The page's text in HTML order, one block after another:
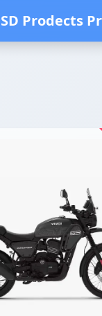
Prodects